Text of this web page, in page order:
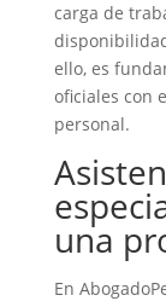
carga de
ello, es
oficiales con
personal.
una
En